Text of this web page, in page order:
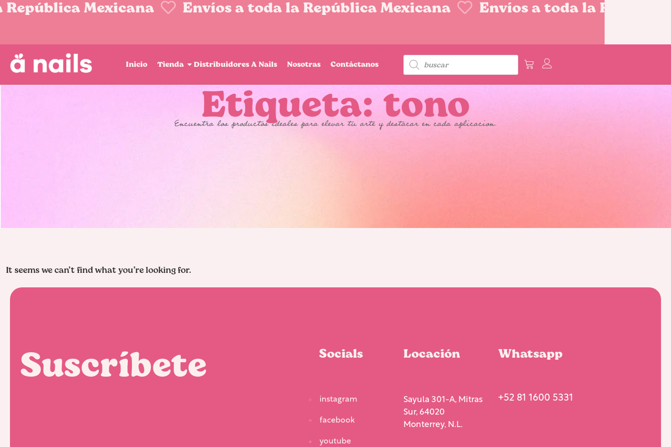
Mexicana Envíos a toda la República Mexicana Envíos a toda la
Inicio Tienda Distribuidores A Nails Nosotras Contáctanos
Etiqueta: tono
Encuentra los productos ideales para elevar tu arte y destacar en cada aplicacion.
It seems we can’t find what you’re looking for.
Suscríbete Socials
instagram
facebook
youtube
Locación
Sayula 301-A, Mitras
Sur, 64020
Monterrey, N.L.
Whatsapp
+52 81 1600 5331